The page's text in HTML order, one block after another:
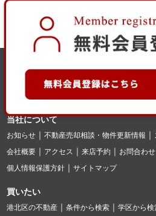
当社について
お知らせ 不動産売却相談・物件更新情報
会社概要
アクセス 来店予約 お問合わせ
個人情報保護方針
サイトマップ
買いたい
港北区の不動産 条件から検索 学区から検